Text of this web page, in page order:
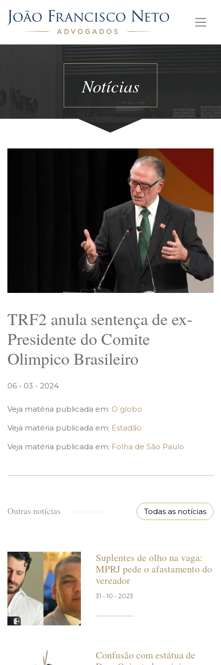
Notícias
TRF2 anula sentença de ex-
Presidente do Comite
Olimpico Brasileiro
06 - 03 - 2024
Veja matéria publicada em: O globo
Veja matéria publicada em: Estadão
Veja matéria publicada em: Folha de São Paulo
Outras notícias Todas as notícias
Suplentes de olho na vaga:
MPRJ pede o afastamento do
vereador
31 - 10 - 2023
Confusão com estátua de